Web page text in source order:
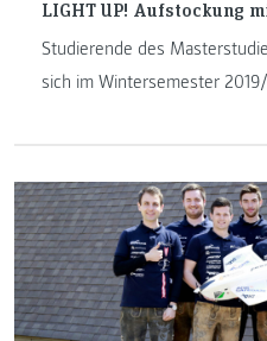
LIGHT UP! Aufstockung
Studierende des
sich im Wintersemester
Wohnbauten der Stadt Wien
auseinandergesetzt.